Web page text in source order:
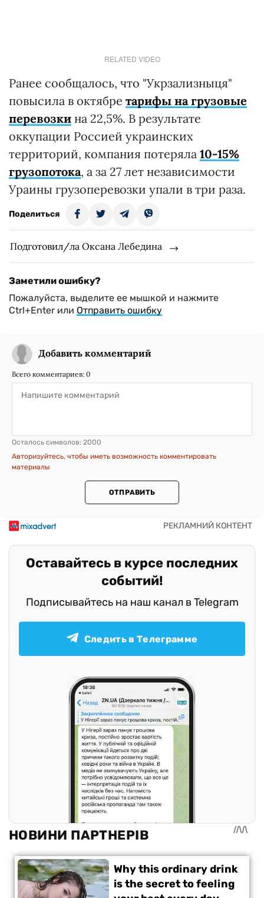
RELATED VIDEO
Ранее сообщалось, что "Укрзализныця"
повысила в октябре тарифы на грузовые
перевозки на 22,5%. В результате
оккупации Россией украинских
территорий, компания потеряла 10-15%
грузопотока, а за 27 лет независимости
Ураины грузоперевозки упали в три раза.
Поделиться
Подготовил/ла Оксана Лебедина
Заметили ошибку?
Пожалуйста, выделите ее мышкой и нажмите
Ctrl+Enter или Отправить ошибку
Добавить комментарий
Всего комментариев: 0
Осталось символов: 2000
Авторизуйтесь, чтобы иметь возможность комментировать
материалы
ОТПРАВИТЬ
Оставайтесь в курсе последних
событий!
Подписывайтесь на наш канал в Telegram
Следить в Телеграмме